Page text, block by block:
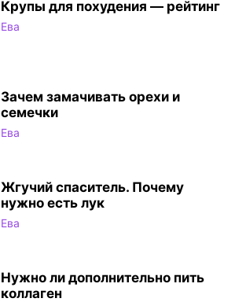
Крупы для похудения — рейтинг
Ева
Зачем замачивать орехи и
семечки
Ева
Жгучий спаситель. Почему
нужно есть лук
Ева
Нужно ли дополнительно пить
коллаген